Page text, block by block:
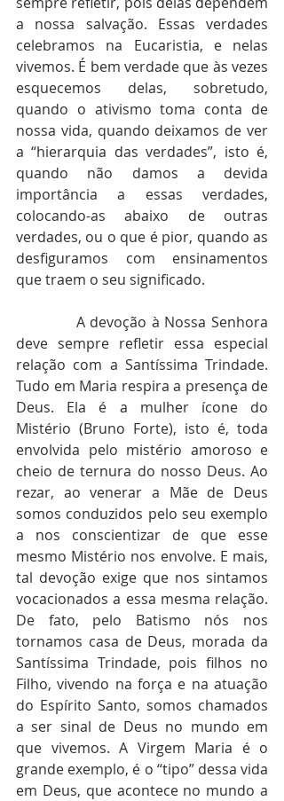
a nossa salvação. Essas verdades
celebramos na Eucaristia, e nelas
vivemos. É bem verdade que às vezes
esquecemos delas, sobretudo,
quando o ativismo toma conta de
nossa vida, quando deixamos de ver
a “hierarquia das verdades”, isto é,
quando não damos a devida
importância a essas verdades,
colocando-as abaixo de outras
verdades, ou o que é pior, quando as
desfiguramos com ensinamentos
que traem o seu significado.
deve sempre refletir essa especial
relação com a Santíssima Trindade.
Tudo em Maria respira a presença de
Deus. Ela é a mulher ícone do
Mistério (Bruno Forte), isto é, toda
envolvida pelo mistério amoroso e
cheio de ternura do nosso Deus. Ao
rezar, ao venerar a Mãe de Deus
somos conduzidos pelo seu exemplo
a nos conscientizar de que esse
mesmo Mistério nos envolve. E mais,
tal devoção exige que nos sintamos
vocacionados a essa mesma relação.
De fato, pelo Batismo nós nos
tornamos casa de Deus, morada da
Santíssima Trindade, pois filhos no
Filho, vivendo na força e na atuação
do Espírito Santo, somos chamados
a ser sinal de Deus no mundo em
que vivemos. A Virgem Maria é o
grande exemplo, é o “tipo” dessa vida
em Deus, que acontece no mundo a